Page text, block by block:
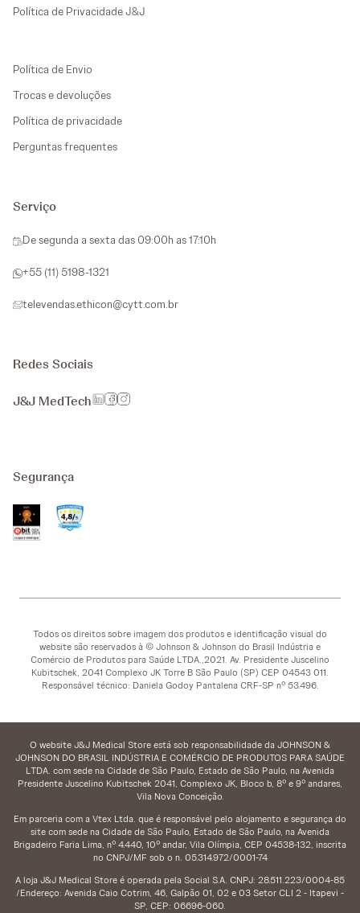
Política de Privacidade J&J
Política de Envio
Trocas e devoluções
Política de privacidade
Perguntas frequentes
Serviço
De segunda a sexta das 09:00h as 17:10h
+55 (11) 5198-1321
televendas.ethicon@cytt.com.br
Redes Sociais
J&J MedTech
Segurança
Todos os direitos sobre imagem dos produtos e identificação visual do
website são reservados à © Johnson & Johnson do Brasil Indústria e
Comércio de Produtos para Saúde LTDA.,2021. Av. Presidente Juscelino
Kubitschek, 2041 Complexo JK Torre B São Paulo (SP) CEP 04543 011.
Responsável técnico: Daniela Godoy Pantalena CRF-SP nº 53.496.
O website J&J Medical Store está sob responsabilidade da JOHNSON &
JOHNSON DO BRASIL INDÚSTRIA E COMÉRCIO DE PRODUTOS PARA SAÚDE
LTDA. com sede na Cidade de São Paulo, Estado de São Paulo, na Avenida
Presidente Juscelino Kubitschek 2041, Complexo JK, Bloco b, 8º e 9º andares,
Vila Nova Conceição.
Em parceria com a Vtex Ltda. que é responsável pelo alojamento e segurança do
site com sede na Cidade de São Paulo, Estado de São Paulo, na Avenida
Brigadeiro Faria Lima, nº 4.440, 10º andar, Vila Olímpia, CEP 04538-132, inscrita
no CNPJ/MF sob o n. 05.314.972/0001-74
A loja J&J Medical Store é operada pela Social S.A. CNPJ: 28.511.223/0004-85
/Endereço: Avenida Caio Cotrim, 46, Galpão 01, 02 e 03 Setor CLI 2 - Itapevi -
SP, CEP: 06696-060.